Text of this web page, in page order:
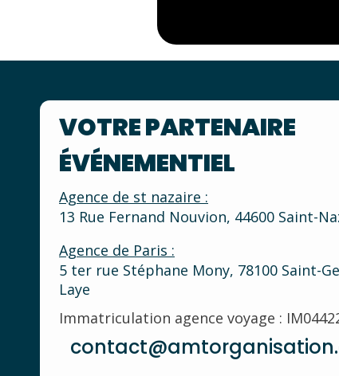
VOTRE PARTENAIRE
ÉVÉNEMENTIEL
Agence de st nazaire :
13 Rue Fernand Nouvion, 44600 Saint-
Agence de Paris :
5 ter rue Stéphane Mony, 78100 Saint-
Laye
Immatriculation agence voyage :